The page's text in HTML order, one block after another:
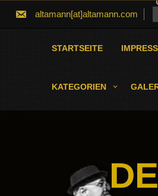
altamann[at]altamann.com
STARTSEITE
KATEGORIEN